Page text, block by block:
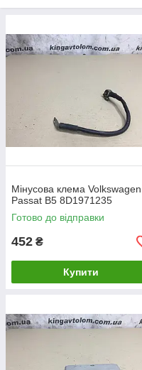
Мінусова клема Volkswagen
Passat B5 8D1971235
Готово до відправки
452 ₴
Купити